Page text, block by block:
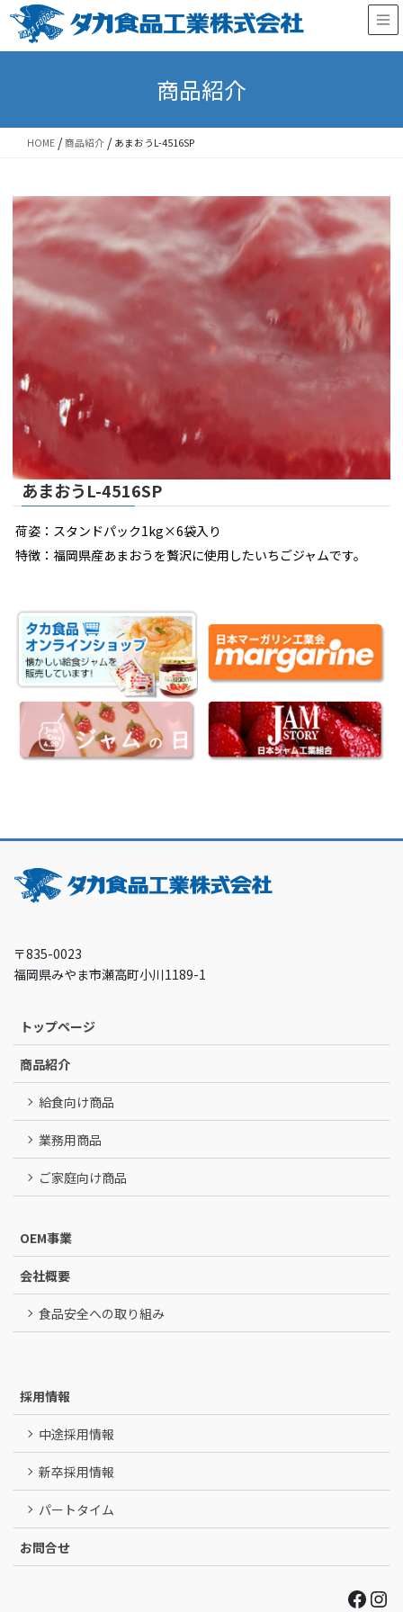
Skip
Skip
商品紹介
HOME /商品紹介 / あまおうL-4516SP
あまおうL-4516SP
荷姿：スタンドパック1kg×6袋入り
特徴：福岡県産あまおうを贅沢に使用したいちごジャムです。
〒835-0023
福岡県みやま市瀬高町小川1189-1
トップページ
商品紹介
給食向け商品
業務用商品
ご家庭向け商品
OEM事業
会社概要
食品安全への取り組み
採用情報
中途採用情報
新卒採用情報
パートタイム
お問合せ